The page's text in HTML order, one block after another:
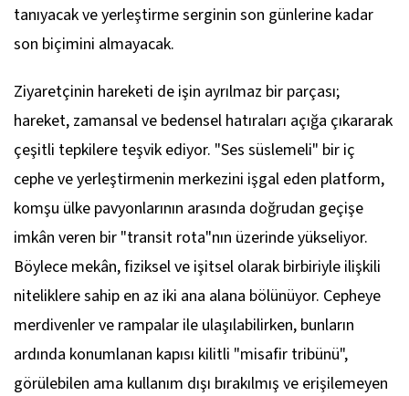
tanıyacak ve yerleştirme serginin son günlerine kadar
son biçimini almayacak.
Ziyaretçinin hareketi de işin ayrılmaz bir parçası;
hareket, zamansal ve bedensel hatıraları açığa çıkararak
çeşitli tepkilere teşvik ediyor. "Ses süslemeli" bir iç
cephe ve yerleştirmenin merkezini işgal eden platform,
komşu ülke pavyonlarının arasında doğrudan geçişe
imkân veren bir "transit rota"nın üzerinde yükseliyor.
Böylece mekân, fiziksel ve işitsel olarak birbiriyle ilişkili
niteliklere sahip en az iki ana alana bölünüyor. Cepheye
merdivenler ve rampalar ile ulaşılabilirken, bunların
ardında konumlanan kapısı kilitli "misafir tribünü",
görülebilen ama kullanım dışı bırakılmış ve erişilemeyen